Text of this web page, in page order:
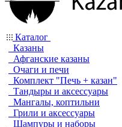
Каталог
Казаны
Афганские казаны
Очаги и печи
Комплект "Печь + казан"
Тандыры и аксессуары
Мангалы, коптильни
Грили и аксессуары
Шампуры и наборы